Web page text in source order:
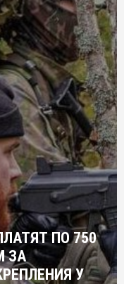
ПО 750
ЗА
У